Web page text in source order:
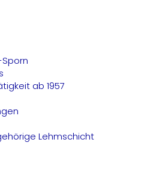
ab 1957
Lehmschicht